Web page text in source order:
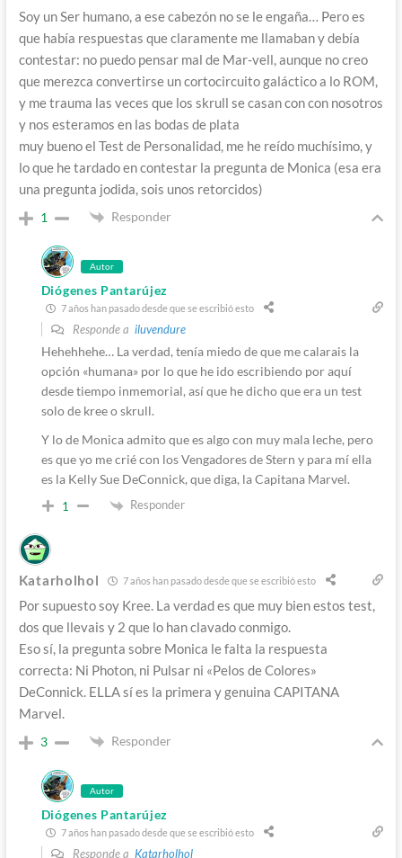
Soy un Ser humano, a ese cabezón no se le engaña… Pero es
que había respuestas que claramente me llamaban y debía
contestar: no puedo pensar mal de Mar-vell, aunque no creo
que merezca convertirse un cortocircuito galáctico a lo ROM,
y me trauma las veces que los skrull se casan con con nosotros
y nos esteramos en las bodas de plata
muy bueno el Test de Personalidad, me he reído muchísimo, y
lo que he tardado en contestar la pregunta de Monica (esa era
una pregunta jodida, sois unos retorcidos)
1 Responder
Autor
Diógenes Pantarújez
7 años han pasado desde que se escribió esto
Responde a iluvendure
Hehehhehe… La verdad, tenía miedo de que me calarais la
opción «humana» por lo que he ido escribiendo por aquí
desde tiempo inmemorial, así que he dicho que era un test
solo de kree o skrull.
Y lo de Monica admito que es algo con muy mala leche, pero
es que yo me crié con los Vengadores de Stern y para mí ella
es la Kelly Sue DeConnick, que diga, la Capitana Marvel.
1 Responder
Katarholhol 7 años han pasado desde que se escribió esto
Por supuesto soy Kree. La verdad es que muy bien estos test,
dos que llevais y 2 que lo han clavado conmigo.
Eso sí, la pregunta sobre Monica le falta la respuesta
correcta: Ni Photon, ni Pulsar ni «Pelos de Colores»
DeConnick. ELLA sí es la primera y genuina CAPITANA
Marvel.
3 Responder
Autor
Diógenes Pantarújez
7 años han pasado desde que se escribió esto
Responde a Katarholhol